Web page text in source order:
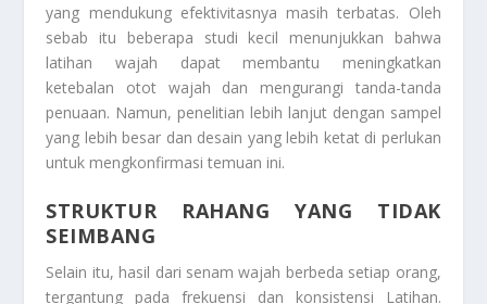
yang mendukung efektivitasnya masih terbatas. Oleh
sebab itu beberapa studi kecil menunjukkan bahwa
latihan wajah dapat membantu meningkatkan
ketebalan otot wajah dan mengurangi tanda-tanda
penuaan. Namun, penelitian lebih lanjut dengan sampel
yang lebih besar dan desain yang lebih ketat di perlukan
untuk mengkonfirmasi temuan ini.
STRUKTUR RAHANG YANG TIDAK
SEIMBANG
Selain itu, hasil dari senam wajah berbeda setiap orang,
tergantung pada frekuensi dan konsistensi Latihan.